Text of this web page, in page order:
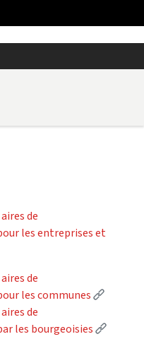
de
les entreprises et
de
les communes
de
les bourgeoisies